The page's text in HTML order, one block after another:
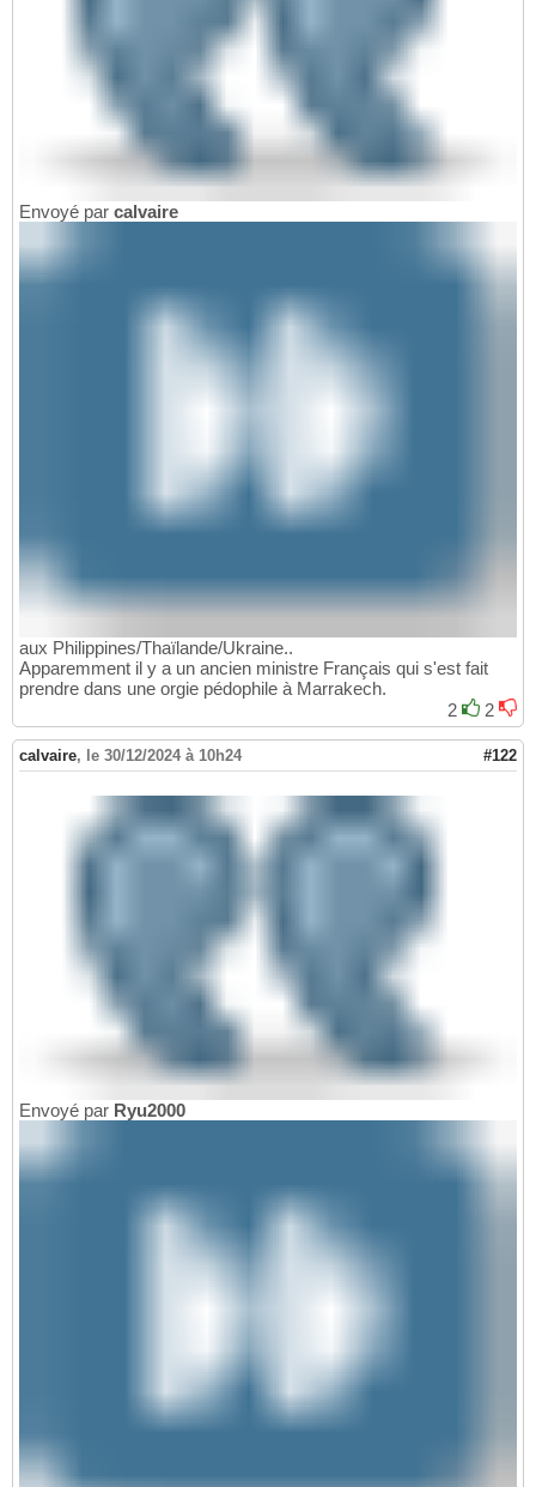
Envoyé par calvaire
aux Philippines/Thaïlande/Ukraine..
Apparemment il y a un ancien ministre Français qui s'est fait
prendre dans une orgie pédophile à Marrakech.
2
2
calvaire, le 30/12/2024 à 10h24 #122
Envoyé par Ryu2000